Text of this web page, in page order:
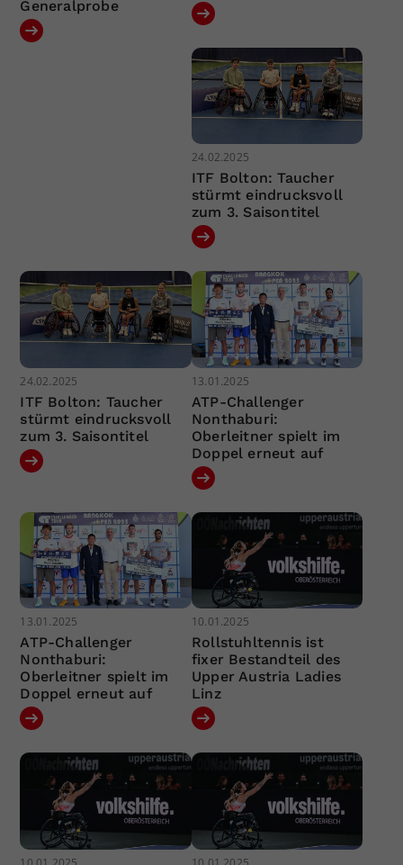
Generalprobe
24.02.2025
ITF Bolton: Taucher
stürmt eindrucksvoll
zum 3. Saisontitel
24.02.2025
ITF Bolton: Taucher
stürmt eindrucksvoll
zum 3. Saisontitel
13.01.2025
ATP-Challenger
Nonthaburi:
Oberleitner spielt im
Doppel erneut auf
13.01.2025
ATP-Challenger
Nonthaburi:
Oberleitner spielt im
Doppel erneut auf
10.01.2025
Rollstuhltennis ist
fixer Bestandteil des
Upper Austria Ladies
Linz